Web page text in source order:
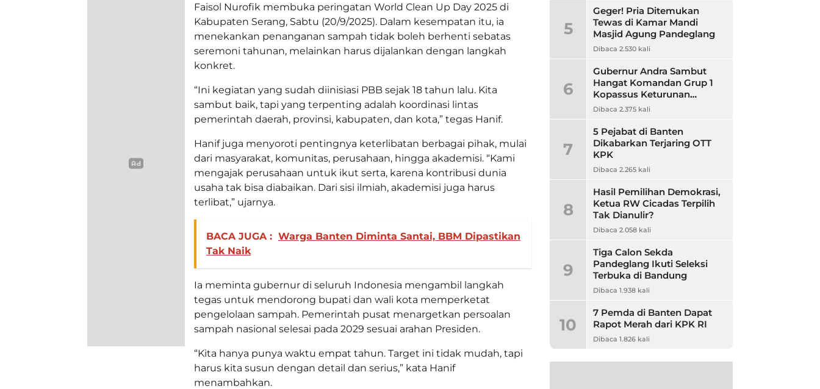
Faisol Nurofik membuka peringatan World Clean Up Day 2025 di
Kabupaten Serang, Sabtu (20/9/2025). Dalam kesempatan itu, ia
menekankan penanganan sampah tidak boleh berhenti sebatas
seremoni tahunan, melainkan harus dijalankan dengan langkah
konkret.
“Ini kegiatan yang sudah diinisiasi PBB sejak 18 tahun lalu. Kita
sambut baik, tapi yang terpenting adalah koordinasi lintas
pemerintah daerah, provinsi, kabupaten, dan kota,” tegas Hanif.
Hanif juga menyoroti pentingnya keterlibatan berbagai pihak, mulai
dari masyarakat, komunitas, perusahaan, hingga akademisi. “Kami
mengajak perusahaan untuk ikut serta, karena kontribusi dunia
usaha tak bisa diabaikan. Dari sisi ilmiah, akademisi juga harus
terlibat,” ujarnya.
BACA JUGA : Warga Banten Diminta Santai, BBM Dipastikan
Tak Naik
Ia meminta gubernur di seluruh Indonesia mengambil langkah
tegas untuk mendorong bupati dan wali kota memperketat
pengelolaan sampah. Pemerintah pusat menargetkan persoalan
sampah nasional selesai pada 2029 sesuai arahan Presiden.
“Kita hanya punya waktu empat tahun. Target ini tidak mudah, tapi
harus kita susun dengan detail dan serius,” kata Hanif
menambahkan.
5
Geger! Pria Ditemukan
Tewas di Kamar Mandi
Masjid Agung Pandeglang
Dibaca 2.530 kali
6
Gubernur Andra Sambut
Hangat Komandan Grup 1
Kopassus Keturunan
Pandeglang, Jalin Sinergitas
Dibaca 2.375 kali
7
5 Pejabat di Banten
Dikabarkan Terjaring OTT
KPK
Dibaca 2.265 kali
8
Hasil Pemilihan Demokrasi,
Ketua RW Cicadas Terpilih
Tak Dianulir?
Dibaca 2.058 kali
9
Tiga Calon Sekda
Pandeglang Ikuti Seleksi
Terbuka di Bandung
Dibaca 1.938 kali
10
7 Pemda di Banten Dapat
Rapot Merah dari KPK RI
Dibaca 1.826 kali